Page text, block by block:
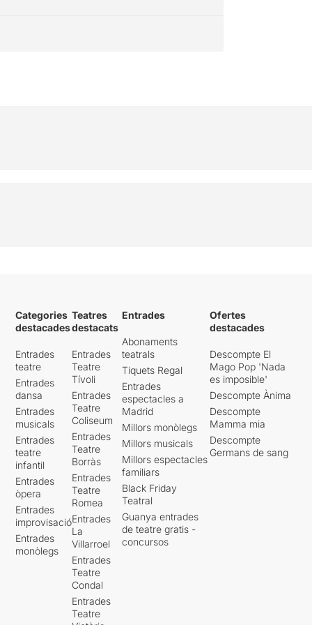
Categories
destacades
Entrades
teatre
Entrades
dansa
Entrades
musicals
Entrades
teatre
infantil
Entrades
òpera
Entrades
improvisació
Entrades
monòlegs
Teatres
destacats
Entrades
Teatre
Tívoli
Entrades
Teatre
Coliseum
Entrades
Teatre
Borràs
Entrades
Teatre
Romea
Entrades
La
Villarroel
Entrades
Teatre
Condal
Entrades
Teatre
Entrades
Abonaments
teatrals
Tiquets Regal
Entrades
espectacles a
Madrid
Millors monòlegs
Millors musicals
Millors espectacles
familiars
Black Friday
Teatral
Guanya entrades
de teatre gratis -
concursos
Ofertes
destacades
Descompte El
Mago Pop 'Nada
es imposible'
Descompte Ànima
Descompte
Mamma mia
Descompte
Germans de sang